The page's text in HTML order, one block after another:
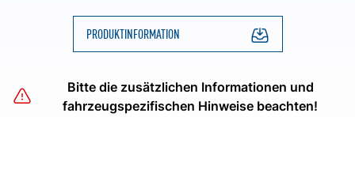
PRODUKTINFORMATION
Bitte die zusätzlichen Informationen und
fahrzeugspezifischen Hinweise beachten!